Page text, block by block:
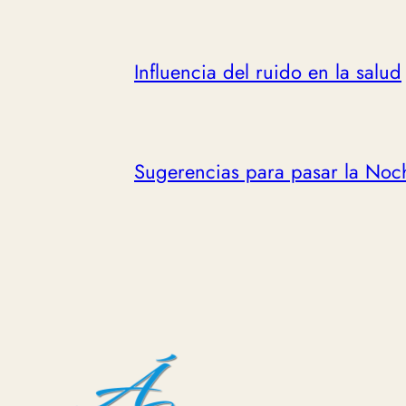
Influencia del ruido en la salud
Sugerencias para pasar la